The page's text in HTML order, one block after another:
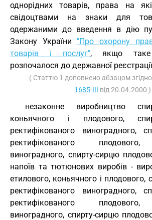
однорідних товарів, права на
свідоцтвами на знаки для
одержаними до введення в дію
Закону України "Про охорону
товарів і послуг", якщо таке
розпочалося до державної
( Статтю 1 доповнено абзацом
1685-III від 20.04.2000 )
незаконне виробництво
коньячного і плодового,
ректифікованого виноградного,
ректифікованого плодового,
виноградного, спирту-сирцю
напоїв та тютюнових виробів -
етилового, коньячного і плодового,
ректифікованого виноградного,
ректифікованого плодового,
виноградного, спирту-сирцю